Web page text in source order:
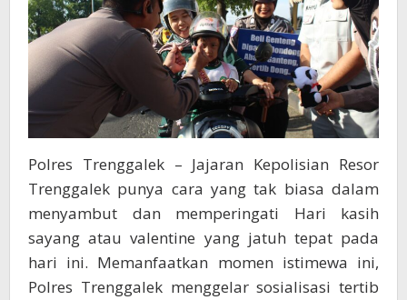
Polres Trenggalek – Jajaran Kepolisian Resor
Trenggalek punya cara yang tak biasa dalam
menyambut dan memperingati Hari kasih
sayang atau valentine yang jatuh tepat pada
hari ini. Memanfaatkan momen istimewa ini,
Polres Trenggalek menggelar sosialisasi tertib